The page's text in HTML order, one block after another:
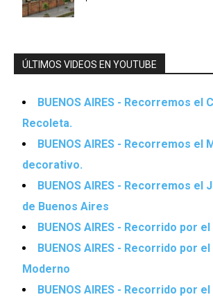
ÚLTIMOS VIDEOS EN YOUTUBE
BUENOS AIRES - Recorremos el
Recoleta.
BUENOS AIRES - Recorremos el
decorativo.
BUENOS AIRES - Recorremos el
de Buenos Aires
BUENOS AIRES - Recorrido por
BUENOS AIRES - Recorrido por
Moderno
BUENOS AIRES - Recorrido por